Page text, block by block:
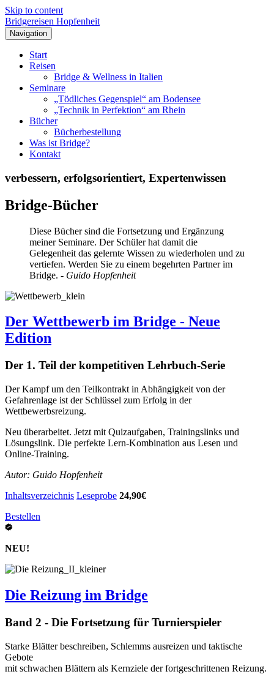
Skip to content
Bridgereisen Hopfenheit
Navigation
Start
Reisen
Bridge & Wellness in Italien
Seminare
„Tödliches Gegenspiel“ am Bodensee
„Technik in Perfektion“ am Rhein
Bücher
Bücherbestellung
Was ist Bridge?
Kontakt
verbessern, erfolgsorientiert, Expertenwissen
Bridge-Bücher
Diese Bücher sind die Fortsetzung und Ergänzung
meiner Seminare. Der Schüler hat damit die
Gelegenheit das gelernte Wissen zu wiederholen und zu
vertiefen. Werden Sie zu einem begehrten Partner im
Bridge. - Guido Hopfenheit
Der Wettbewerb im Bridge - Neue
Edition
Der 1. Teil der kompetitiven Lehrbuch-Serie
Der Kampf um den Teilkontrakt in Abhängigkeit von der
Gefahrenlage ist der Schlüssel zum Erfolg in der
Wettbewerbsreizung.
Neu überarbeitet. Jetzt mit Quizaufgaben, Trainingslinks und
Lösungslink. Die perfekte Lern-Kombination aus Lesen und
Online-Training.
Autor: Guido Hopfenheit
Inhaltsverzeichnis Leseprobe 24,90€
Bestellen
NEU!
Die Reizung im Bridge
Band 2 - Die Fortsetzung für Turnierspieler
Starke Blätter beschreiben, Schlemms ausreizen und taktische
Gebote
mit schwachen Blättern als Kernziele der fortgeschrittenen Reizung.